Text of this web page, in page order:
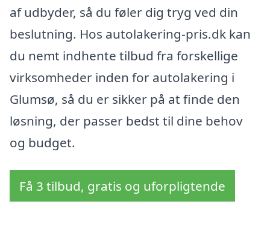
af udbyder, så du føler dig tryg ved din
beslutning. Hos autolakering-pris.dk kan
du nemt indhente tilbud fra forskellige
virksomheder inden for autolakering i
Glumsø, så du er sikker på at finde den
løsning, der passer bedst til dine behov
og budget.
Få 3 tilbud, gratis og uforpligtende